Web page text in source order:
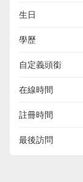
生日
學歷
自定義頭銜
在線時間
註冊時間
最後訪問